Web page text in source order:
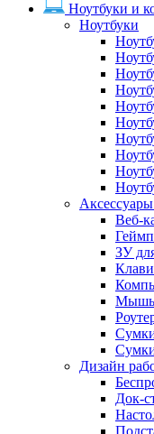
Ноутбуки и
Ноутбуки
Веб-
ЗУ
Мышь
Дизайн
Док-